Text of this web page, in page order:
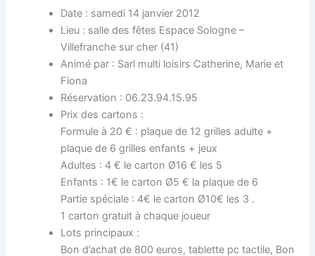
Date : samedi 14 janvier 2012
Lieu : salle des fêtes Espace Sologne –
Villefranche sur cher (41)
Animé par : Sarl multi loisirs Catherine, Marie et
Fiona
Réservation : 06.23.94.15.95
Prix des cartons :
Formule à 20 € : plaque de 12 grilles adulte +
plaque de 6 grilles enfants + jeux
Adultes : 4 € le carton Ø16 € les 5
Enfants : 1€ le carton Ø5 € la plaque de 6
Partie spéciale : 4€ le carton Ø10€ les 3 .
1 carton gratuit à chaque joueur
Lots principaux :
Bon d’achat de 800 euros, tablette pc tactile, Bon